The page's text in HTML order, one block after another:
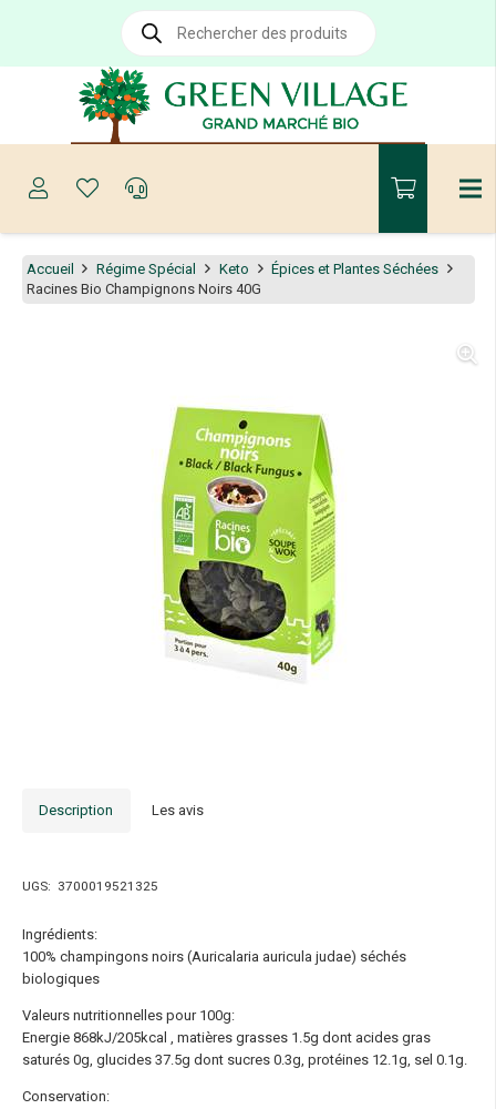
Recherche
produits
Accueil Régime Spécial Keto
Épices et Plantes Séchées
Racines Bio Champignons Noirs 40G
Description Les avis
UGS: 3700019521325
Ingrédients:
100% champingons noirs (Auricalaria auricula judae) séchés
biologiques
Valeurs nutritionnelles pour 100g:
Energie 868kJ/205kcal , matières grasses 1.5g dont acides gras
saturés 0g, glucides 37.5g dont sucres 0.3g, protéines 12.1g, sel 0.1g.
Conservation: